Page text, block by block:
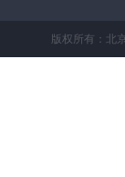
版权所有：北